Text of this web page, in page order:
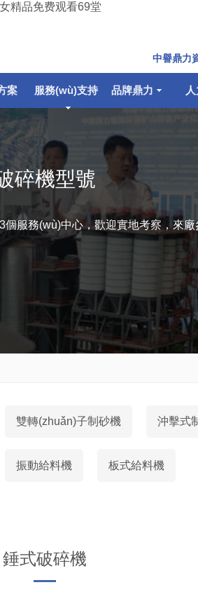
精品免费观看69堂
中譽鼎力
案 服務(wù)支持 品牌鼎力
碎機型號
23個服務(wù)中心，歡迎實地考察，
雙轉(zhuǎn)子制砂機 沖擊式
振動給料機 板式給料機
錘式破碎機